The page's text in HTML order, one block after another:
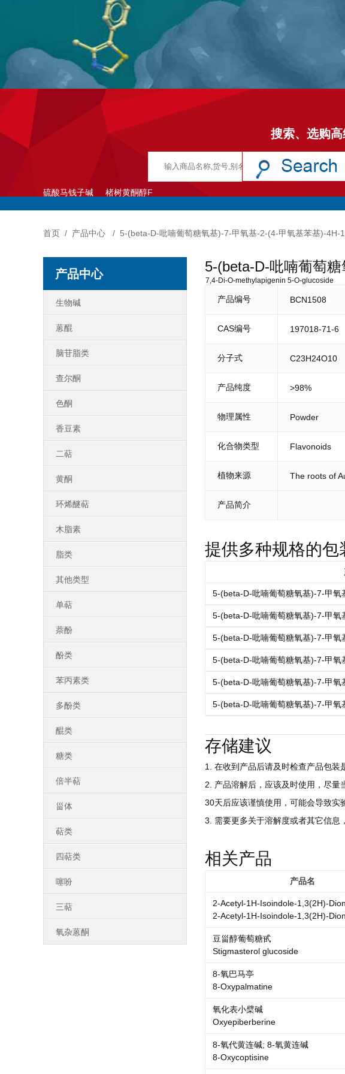
搜索、选购
硫酸马钱子碱 楮树黄酮醇F
首页 / 产品中心 / 5-(beta-D-吡喃葡萄糖氧基)-7-甲氧基-2-(4-甲氧基苯基)-4H-
产品中心
生物碱
蒽醌
脑苷脂类
查尔酮
色酮
香豆素
二萜
黄酮
环烯醚萜
木脂素
脂类
其他类型
单萜
萘酚
酚类
苯丙素类
多酚类
醌类
糖类
倍半萜
甾体
萜类
四萜类
噻吩
三萜
氧杂蒽酮
5-(beta-D-吡喃葡萄
7,4-Di-O-methylapigenin 5-O-glucoside
产品编号 BCN1508
CAS编号 197018-71-6
分子式 C23H24O10
产品纯度 >98%
物理属性 Powder
化合物类型 Flavonoids
植物来源 The roots of
产品简介
提供多种规格的包
5-(beta-D-吡喃葡萄糖氧基)-7-甲
5-(beta-D-吡喃葡萄糖氧基)-7-甲
5-(beta-D-吡喃葡萄糖氧基)-7-甲
5-(beta-D-吡喃葡萄糖氧基)-7-甲
5-(beta-D-吡喃葡萄糖氧基)-7-甲
5-(beta-D-吡喃葡萄糖氧基)-7-甲
存储建议
1. 在收到产品后请及时检查产品包装
2. 产品溶解后，应该及时使用，尽
30天后应该谨慎使用，可能会导致实
3. 需要更多关于溶解度或者其它信息
相关产品
产品名
2-Acetyl-1H-Isoindole-1,3(2H)-
2-Acetyl-1H-Isoindole-1,3(2H)-
豆甾醇葡萄糖甙
Stigmasterol glucoside
8-氧巴马亭
8-Oxypalmatine
氧化表小檗碱
Oxyepiberberine
8-氧代黄连碱; 8-氧黄连碱
8-Oxycoptisine